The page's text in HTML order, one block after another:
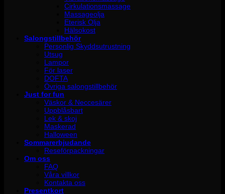
Cirkulationsmassage
Massageolja
Eterisk Olja
Hälsokost
Salongstillbehör
Personlig Skyddsutrustning
Utsug
Lampor
För laser
DOFTA
Övriga salongstillbehör
Just for fun
Väskor & Neccesärer
Uppblåsbart
Lek & skoj
Maskerad
Halloween
Sommarerbjudande
Reseförpackningar
Om oss
FAQ
Våra villkor
Kontakta oss
Presentkort